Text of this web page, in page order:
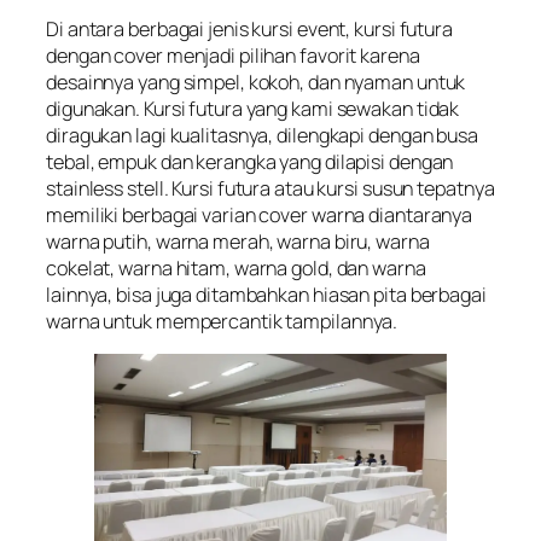
Di antara berbagai jenis kursi event, kursi futura
dengan cover menjadi pilihan favorit karena
desainnya yang simpel, kokoh, dan nyaman untuk
digunakan. Kursi futura yang kami sewakan tidak
diragukan lagi kualitasnya, dilengkapi dengan busa
tebal, empuk dan kerangka yang dilapisi dengan
stainless stell. Kursi futura atau kursi susun tepatnya
memiliki berbagai varian cover warna diantaranya
warna putih, warna merah, warna biru, warna
cokelat, warna hitam, warna gold, dan warna
lainnya, bisa juga ditambahkan hiasan pita berbagai
warna untuk mempercantik tampilannya.